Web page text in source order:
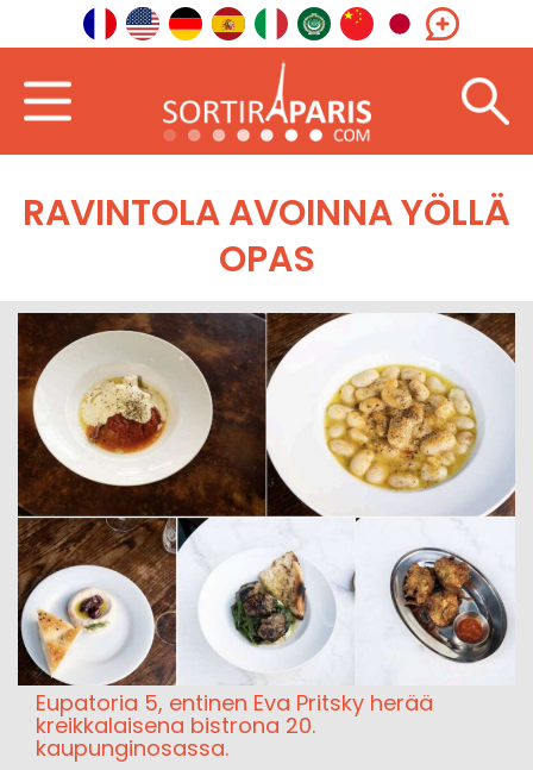
RAVINTOLA AVOINNA YÖLLÄ
OPAS
Eupatoria 5, entinen Eva Pritsky herää
kreikkalaisena bistrona 20.
kaupunginosassa.